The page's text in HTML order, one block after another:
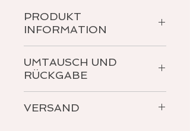
PRODUKT
INFORMATION
Hardcover 48 farbige Seiten
UMTAUSCH UND
RÜCKGABE
Rückgabe und Umtausch.
VERSAND